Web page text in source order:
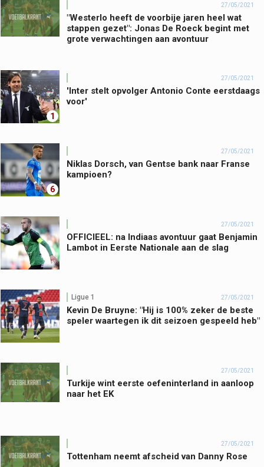
27/05/2021
"Westerlo heeft de voorbije jaren heel wat
stappen gezet": Jonas De Roeck begint met
grote verwachtingen aan avontuur
1
27/05/2021
'Inter stelt opvolger Antonio Conte eerstdaags
voor'
6
27/05/2021
Niklas Dorsch, van Gentse bank naar Franse
kampioen?
27/05/2021
OFFICIEEL: na Indiaas avontuur gaat Benjamin
Lambot in Eerste Nationale aan de slag
Ligue 1 27/05/2021
Kevin De Bruyne: "Hij is 100% zeker de beste
speler waartegen ik dit seizoen gespeeld heb"
27/05/2021
Turkije wint eerste oefeninterland in aanloop
naar het EK
27/05/2021
Tottenham neemt afscheid van Danny Rose